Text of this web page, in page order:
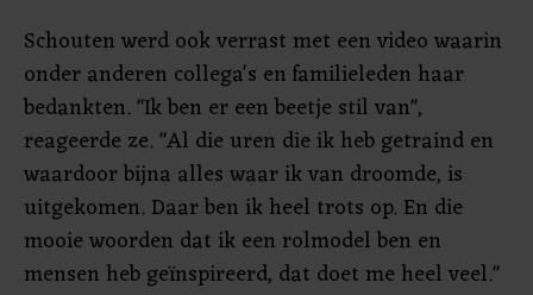
Schouten werd ook verrast met een video waarin
onder anderen collega's en familieleden haar
bedankten. "Ik ben er een beetje stil van",
reageerde ze. "Al die uren die ik heb getraind en
waardoor bijna alles waar ik van droomde, is
uitgekomen. Daar ben ik heel trots op. En die
mooie woorden dat ik een rolmodel ben en
mensen heb geïnspireerd, dat doet me heel veel."